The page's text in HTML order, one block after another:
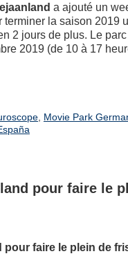
a ajouté un
la saison 2019
2 jours de plus. Le
2019 (de 10 à 17
, Movie Park
pour faire le
pour faire le plein de